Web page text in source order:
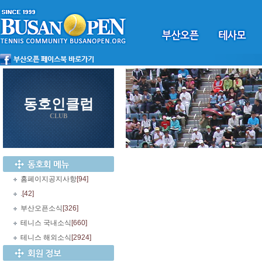
동호인클럽
CLUB
홈페이지공지사항[94]
.[42]
부산오픈소식 [326]
테니스 국내소식 [660]
테니스 해외소식 [2924]